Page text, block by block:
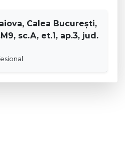
Calea București,
sc.A, et.1, ap.3, jud.